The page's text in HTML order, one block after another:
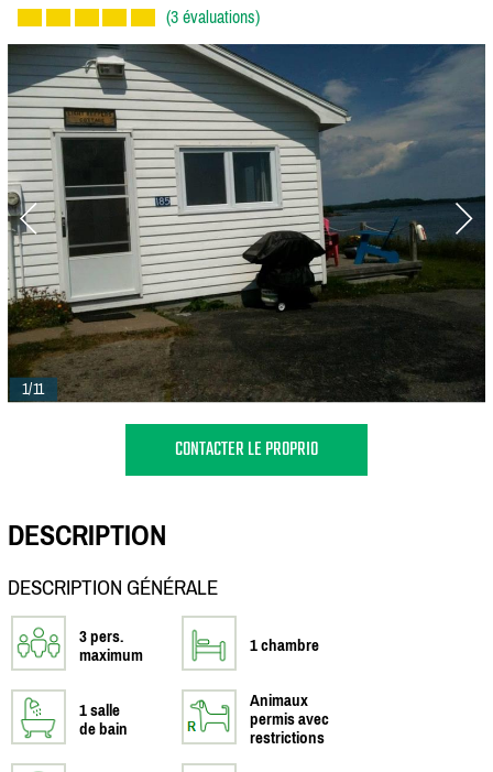
(3 évaluations)
1/11
CONTACTER LE PROPRIO
DESCRIPTION
DESCRIPTION GÉNÉRALE
3 pers.
maximum
1 chambre
1 salle
de bain
Animaux
permis avec
restrictions